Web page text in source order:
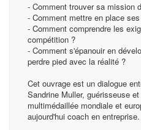
- Comment trouver sa mission
- Comment mettre en place
- Comment comprendre les
compétition ?
- Comment s'épanouir en
perdre pied avec la réalité ?
Cet ouvrage est un dialogue
Sandrine Muller, guérisseuse
multimédaillée mondiale et
aujourd'hui coach en entreprise.